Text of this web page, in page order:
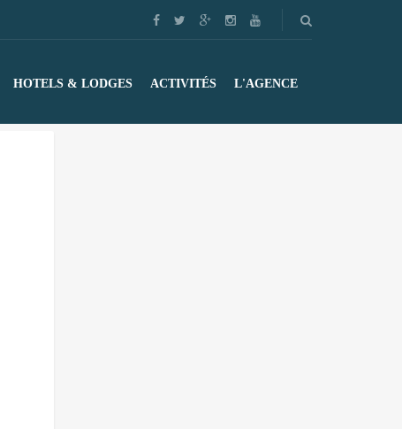
HOTELS & LODGES ACTIVITÉS L'AGENCE